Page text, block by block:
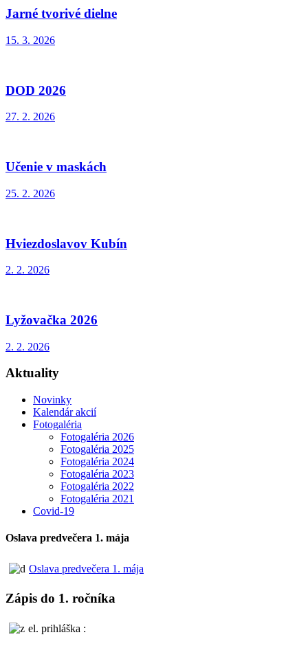
Jarné tvorivé dielne
15. 3. 2026
DOD 2026
27. 2. 2026
Učenie v maskách
25. 2. 2026
Hviezdoslavov Kubín
2. 2. 2026
Lyžovačka 2026
2. 2. 2026
Aktuality
Novinky
Kalendár akcií
Fotogaléria
Fotogaléria 2026
Fotogaléria 2025
Fotogaléria 2024
Fotogaléria 2023
Fotogaléria 2022
Fotogaléria 2021
Covid-19
Oslava predvečera 1. mája
Oslava predvečera 1. mája
Zápis do 1. ročníka
el. prihláška :